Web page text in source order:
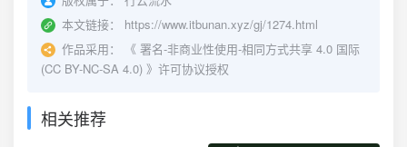
本文链接：
https://www.itbunan.xyz/gj/1274.html
作品采用：
《 署名-非商业性使用-相同方式共享 4.0 国际
(CC BY-NC-SA 4.0) 》许可协议授权
相关推荐